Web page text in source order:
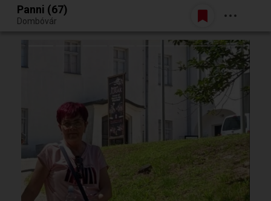
Egy jó randiból bármi lehet.
Belépés
Panni (67)
Dombóvár